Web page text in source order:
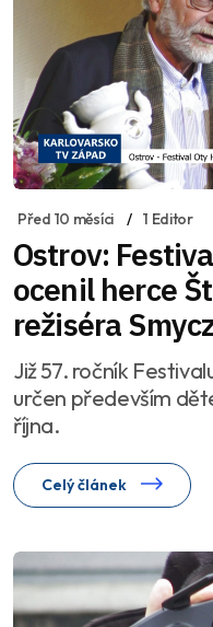
Před 10 měsíci 1 Editor
Ostrov:
ocenil herce
režiséra
Již 57. ročník
určen především
října.
Celý článek